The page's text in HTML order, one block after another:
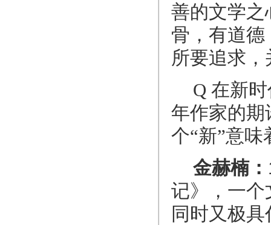
善的文学之
骨，有道
所要追求
Q 在新
年作家的期
个“新”意味
金赫楠：
记》，一个
同时又极